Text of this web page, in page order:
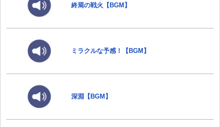
終焉の戦火【BGM】
ミラクルな予感！【BGM】
深淵【BGM】